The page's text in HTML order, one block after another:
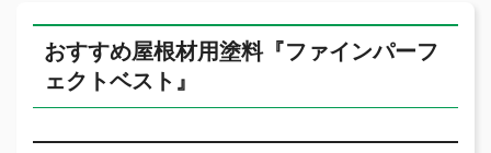
おすすめ屋根材用塗料『ファインパーフ
ェクトベスト』